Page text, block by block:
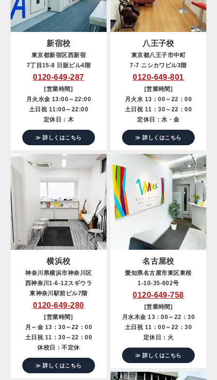
新宿校
東京都新宿区西新宿
7丁目15-8 日販ビル4階
0120-649-287
[営業時間]
月火水金 13:00～22:00
土日祝 11:00～22:00
定休日：木
≫ 詳しくはこちら
八王子校
東京都八王子市中町
7-7 ニシカワビル3階
0120-649-801
[営業時間]
月火水 13：00～22：00
土日祝 11：30～22：00
定休日：水・金
≫ 詳しくはこちら
横浜校
神奈川県横浜市神奈川区
西神奈川1-6-12スギウラ
東神奈川駅前ビル7階
0120-649-280
[営業時間]
月～金 13：30～22：00
土日祝 11：30～22：00
休校日：不定休
≫ 詳しくはこちら
名古屋校
愛知県名古屋市東区東桜
1-10-35-602号
0120-649-758
[営業時間]
月水木金 13：00～22：30
土日祝 11：00～22：30
定休日：火
≫ 詳しくはこちら